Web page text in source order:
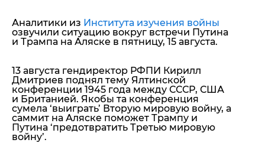
Аналитики из Института изучения войны
озвучили ситуацию вокруг встречи Путина
и Трампа на Аляске в пятницу, 15 августа.
13 августа гендиректор РФПИ Кирилл
Дмитриев поднял тему Ялтинской
конференции 1945 года между СССР, США
и Британией. Якобы та конференция
сумела ‘выиграть’ Вторую мировую войну, а
саммит на Аляске поможет Трампу и
Путина ‘предотвратить Третью мировую
войну’.